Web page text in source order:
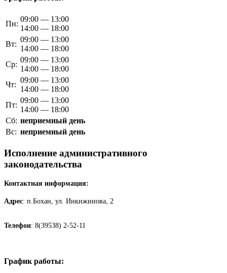
Пн:
09:00 — 13:00
14:00 — 18:00
Вт:
09:00 — 13:00
14:00 — 18:00
Ср:
09:00 — 13:00
14:00 — 18:00
Чт:
09:00 — 13:00
14:00 — 18:00
Пт:
09:00 — 13:00
14:00 — 18:00
Сб: неприемный день
Вс: неприемный день
Исполнение административного
законодательства
Контактная информация:
Адрес: п.Бохан, ул. Инкижинова, 2
Телефон: 8(39538) 2-52-11
График работы: